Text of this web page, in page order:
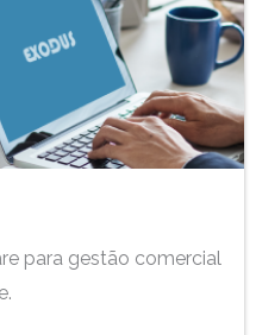
para gestão comercial